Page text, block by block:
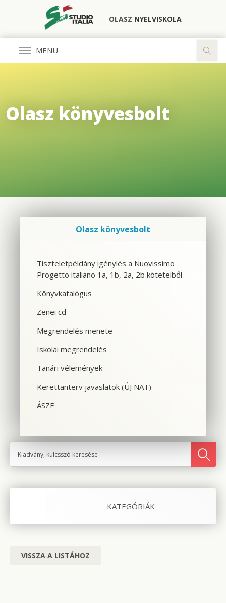
OLASZ NYELVISKOLA
MENÜ
CSOPORTOS NYELVTANFOLYAM
SPANYOL TANFOLYAM OLASZOSOKNAK
CILS NYELVVIZSGA
SZINTFELMÉRÉS
Olasz könyvesbolt
KATEGÓRIÁK
VISSZA A LISTÁHOZ
Olasz könyvesbolt
Tiszteletpéldány igénylés a Nuovissimo
Progetto italiano 1a, 1b, 2a, 2b köteteiből
Könyvkatalógus
Zenei cd
Megrendelés menete
Iskolai megrendelés
Tanári vélemények
Kerettanterv javaslatok (ÚJ NAT)
ÁSZF